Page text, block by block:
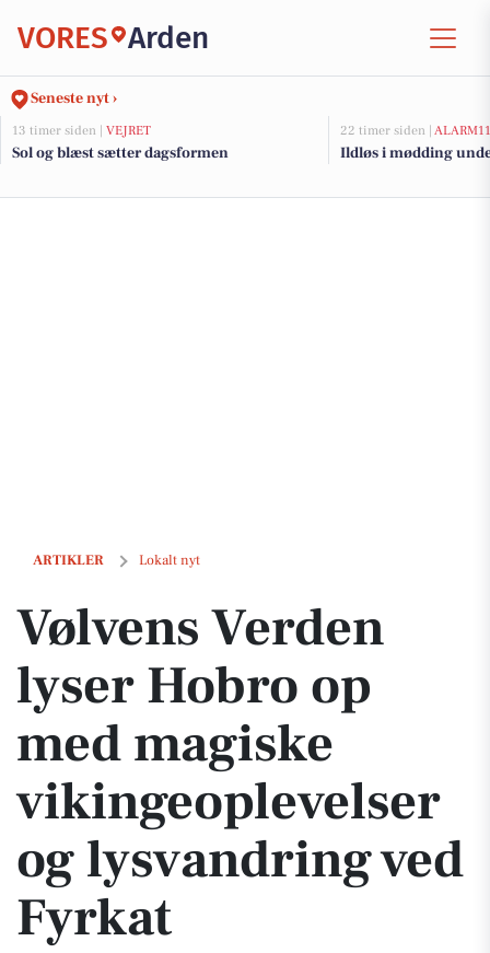
VORES Arden
Seneste nyt ›
13 timer siden | VEJRET
Sol og blæst sætter dagsformen
22 timer siden |
Ildløs i mødding
ARTIKLER Lokalt nyt
Vølvens Verden lyser Hobro op med magiske vikingeoplevelser og
Vølvens Verden
lyser Hobro op
med magiske
vikingeoplevelser
og lysvandring ved
Fyrkat